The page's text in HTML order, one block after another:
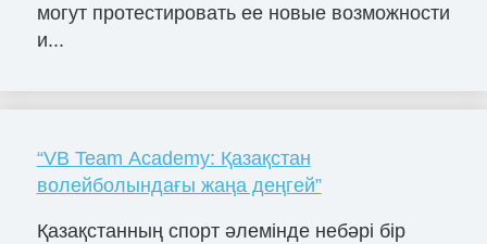
могут протестировать ее новые возможности
и...
“VB Team Academy: Қазақстан
волейболындағы жаңа деңгей”
Қазақстанның спорт әлемінде небәрі бір